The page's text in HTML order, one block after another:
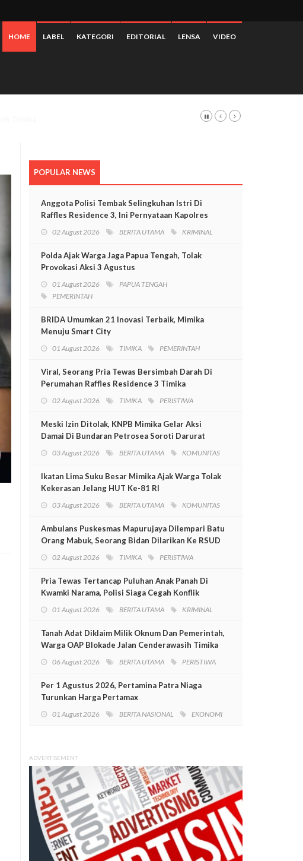
HOME LABEL KATEGORI EDITORIAL LENSA VIDEO
POPULAR NEWS
Anggota Polisi Tembak Selingkuhan Istri Di
Raffles Residence 3, Ini Pernyataan Kapolres
02 August 2026 BERITA UTAMA KRIMINAL
Polda Ajak Warga Jaga Papua Tengah, Tolak
Provokasi Aksi 3 Agustus
01 August 2026
PAPUA TENGAH
PEMERINTAH
BRIDA Umumkan 21 Inovasi Terbaik, Mimika
Menuju Smart City
01 August 2026 TIMIKA PEMERINTAH
Viral, Seorang Pria Tewas Bersimbah Darah Di
Perumahan Raffles Residence 3 Timika
02 August 2026 TIMIKA PERISTIWA
Meski Izin Ditolak, KNPB Mimika Gelar Aksi
Damai Di Bundaran Petrosea Soroti Darurat
03 August 2026 BERITA UTAMA KOMUNITAS
Ikatan Lima Suku Besar Mimika Ajak Warga Tolak
Kekerasan Jelang HUT Ke-81 RI
03 August 2026 BERITA UTAMA KOMUNITAS
Ambulans Puskesmas Mapurujaya Dilempari Batu
Orang Mabuk, Seorang Bidan Dilarikan Ke RSUD
02 August 2026 TIMIKA PERISTIWA
Pria Tewas Tertancap Puluhan Anak Panah Di
Kwamki Narama, Polisi Siaga Cegah Konflik
01 August 2026 BERITA UTAMA KRIMINAL
Tanah Adat Diklaim Milik Oknum Dan Pemerintah,
Warga OAP Blokade Jalan Cenderawasih Timika
06 August 2026 BERITA UTAMA PERISTIWA
Per 1 Agustus 2026, Pertamina Patra Niaga
Turunkan Harga Pertamax
01 August 2026 BERITA NASIONAL EKONOMI
ADVERTISEMENT